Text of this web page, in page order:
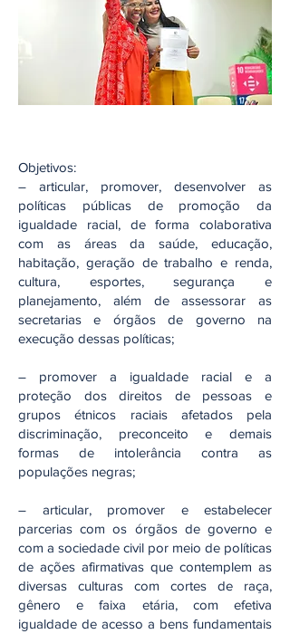
Objetivos:‬
– articular,‬‭ promover,‬‭ desenvolver‬‭ as‬‭
políticas‬‭ públicas‬‭ de‬‭ promoção‬‭ da‬‭
igualdade‬ racial,‬‭ de‬‭ forma‬‭ colaborativa‬‭
com‬‭ as‬‭ áreas‬‭ da‬‭ saúde,‬‭ educação,‬‭
habitação,‬‭ geração‬ de‬‭ trabalho‬‭ e‬‭ renda,‬‭
cultura,‬‭ esportes,‬‭ segurança‬‭ e‬‭
planejamento,‬‭ além‬‭ de‬ assessorar as
secretarias e órgãos de governo na
execução dessas políticas;‬
– promover‬‭ a‬‭ igualdade‬‭ racial‬‭ e‬‭ a‬‭
proteção‬‭ dos‬‭ direitos‬‭ de‬‭ pessoas‬‭ e‬‭
grupos‬ étnicos‬‭ raciais‬‭ afetados‬‭ pela‬‭
discriminação,‬‭ preconceito‬‭ e‬‭ demais‬‭
formas‬‭ de‬ intolerância contra as
populações negras;‬
– articular,‬‭ promover‬‭ e‬‭ estabelecer‬‭
parcerias‬‭ com‬‭ os‬‭ órgãos‬‭ de‬‭ governo‬‭ e‬‭
com‬‭ a‬ sociedade‬‭ civil‬‭ por‬‭ meio‬‭ de‬‭ políticas‬‭
de‬‭ ações‬‭ afirmativas‬‭ que‬‭ contemplem‬‭ as‬
diversas‬‭ culturas‬‭ com‬‭ cortes‬‭ de‬‭ raça,‬‭
gênero‬‭ e‬‭ faixa‬‭ etária,‬‭ com‬‭ efetiva‬‭
igualdade‬ de acesso a bens fundamentais